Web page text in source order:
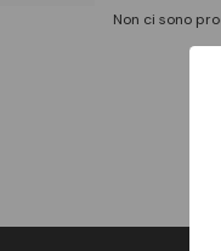
Non ci sono